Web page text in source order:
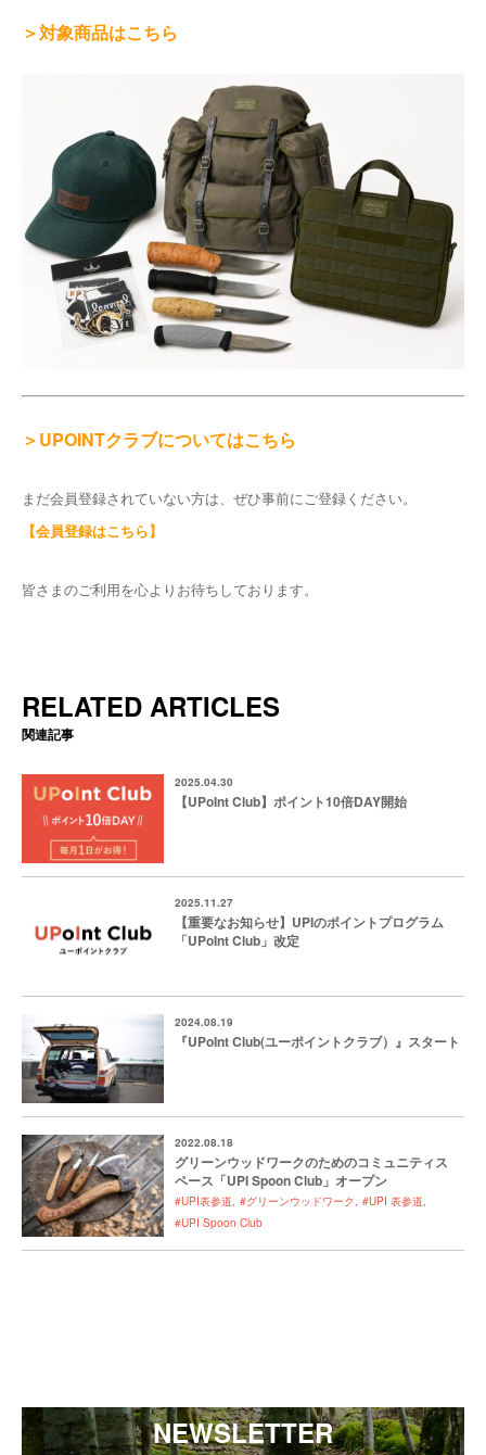
＞対象商品はこちら
＞UPOINTクラブについてはこちら
まだ会員登録されていない方は、ぜひ事前にご登録ください。
【会員登録はこちら】
皆さまのご利用を心よりお待ちしております。
RELATED ARTICLES
関連記事
2025.04.30
【UPoInt Club】ポイント10倍DAY開始
2025.11.27
【重要なお知らせ】UPIのポイントプログラム
「UPoInt Club」改定
2024.08.19
『UPoInt Club(ユーポイントクラブ）』スタート
2022.08.18
グリーンウッドワークのためのコミュニティス
ペース「UPI Spoon Club」オープン
#UPI表参道 #グリーンウッドワーク
#UPI 表参道
#UPI Spoon Club
NEWSLETTER